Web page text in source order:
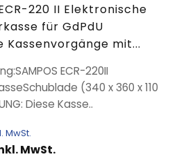
220 II Elektronische
für GdPdU
Kassenvorgänge mit...
ECR-220II
(340 x 360 x 110
Diese Kasse..
MwSt.
MwSt.